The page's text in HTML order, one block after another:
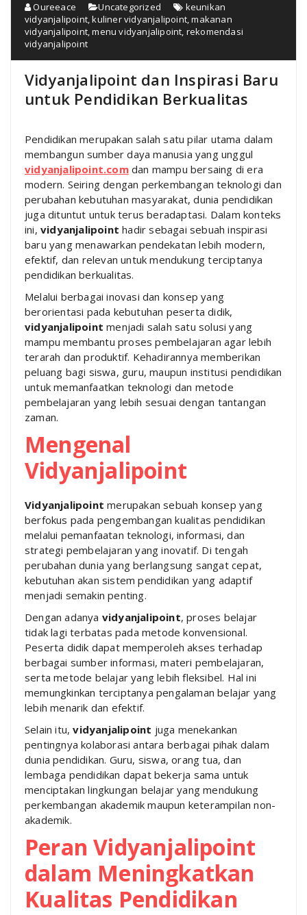
Oureeace Uncategorized
keunikan
vidyanjalipoint,kuliner vidyanjalipoint,makanan
vidyanjalipoint,menu vidyanjalipoint, rekomendasi
vidyanjalipoint
Vidyanjalipoint dan Inspirasi Baru
untuk Pendidikan Berkualitas
Pendidikan merupakan salah satu pilar utama dalam
membangun sumber daya manusia yang unggul
vidyanjalipoint.comdan mampu bersaing di era
modern. Seiring dengan perkembangan teknologi dan
perubahan kebutuhan masyarakat, dunia pendidikan
juga dituntut untuk terus beradaptasi. Dalam konteks
ini, vidyanjalipoint hadir sebagai sebuah inspirasi
baru yang menawarkan pendekatan lebih modern,
efektif, dan relevan untuk mendukung terciptanya
pendidikan berkualitas.
Melalui berbagai inovasi dan konsep yang
berorientasi pada kebutuhan peserta didik,
vidyanjalipoint menjadi salah satu solusi yang
mampu membantu proses pembelajaran agar lebih
terarah dan produktif. Kehadirannya memberikan
peluang bagi siswa, guru, maupun institusi pendidikan
untuk memanfaatkan teknologi dan metode
pembelajaran yang lebih sesuai dengan tantangan
zaman.
Mengenal
Vidyanjalipoint
Vidyanjalipoint merupakan sebuah konsep yang
berfokus pada pengembangan kualitas pendidikan
melalui pemanfaatan teknologi, informasi, dan
strategi pembelajaran yang inovatif. Di tengah
perubahan dunia yang berlangsung sangat cepat,
kebutuhan akan sistem pendidikan yang adaptif
menjadi semakin penting.
Dengan adanya vidyanjalipoint, proses belajar
tidak lagi terbatas pada metode konvensional.
Peserta didik dapat memperoleh akses terhadap
berbagai sumber informasi, materi pembelajaran,
serta metode belajar yang lebih fleksibel. Hal ini
memungkinkan terciptanya pengalaman belajar yang
lebih menarik dan efektif.
Selain itu,vidyanjalipoint juga menekankan
pentingnya kolaborasi antara berbagai pihak dalam
dunia pendidikan. Guru, siswa, orang tua, dan
lembaga pendidikan dapat bekerja sama untuk
menciptakan lingkungan belajar yang mendukung
perkembangan akademik maupun keterampilan non-
akademik.
Peran Vidyanjalipoint
dalam Meningkatkan
Kualitas Pendidikan